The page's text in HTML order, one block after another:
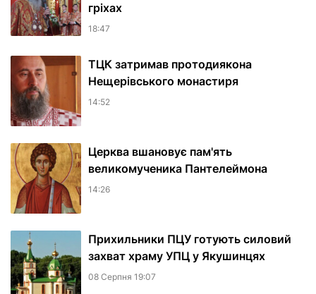
гріхах
18:47
ТЦК затримав протодиякона
Нещерівського монастиря
14:52
Церква вшановує пам'ять
великомученика Пантелеймона
14:26
Прихильники ПЦУ готують силовий
захват храму УПЦ у Якушинцях
08 Серпня 19:07